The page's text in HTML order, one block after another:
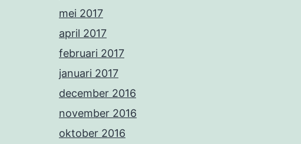
mei 2017
april 2017
februari 2017
januari 2017
december 2016
november 2016
oktober 2016